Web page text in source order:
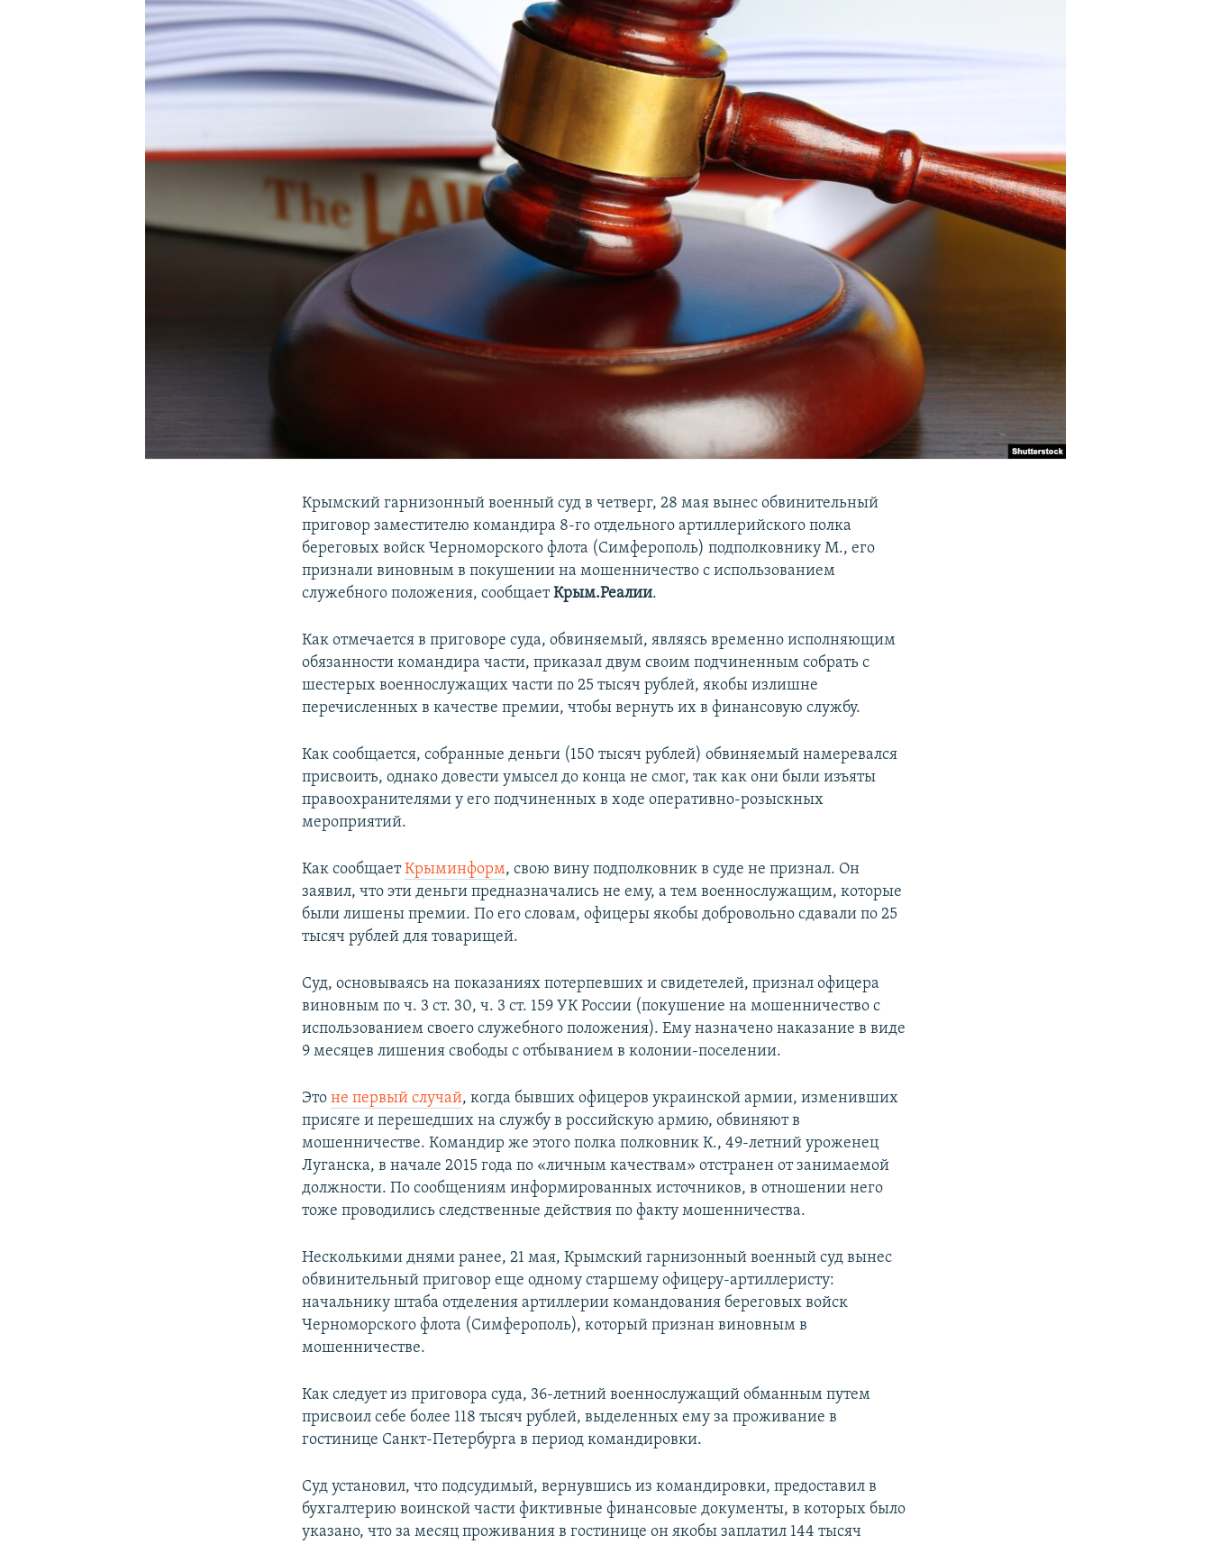
КРЫМ.НЕПОКОРЕННЫЙ
Крымский гарнизонный военный суд в четверг, 28 мая вынес обвинительный
приговор заместителю командира 8-го отдельного артиллерийского полка
береговых войск Черноморского флота (Симферополь) подполковнику М., его
признали виновным в покушении на мошенничество с использованием
служебного положения, сообщаетКрым.Реалии.
Как отмечается в приговоре суда, обвиняемый, являясь временно исполняющим
обязанности командира части, приказал двум своим подчиненным собрать с
шестерых военнослужащих части по 25 тысяч рублей, якобы излишне
перечисленных в качестве премии, чтобы вернуть их в финансовую службу.
Как сообщается, собранные деньги (150 тысяч рублей) обвиняемый намеревался
присвоить, однако довести умысел до конца не смог, так как они были изъяты
правоохранителями у его подчиненных в ходе оперативно-розыскных
мероприятий.
Как сообщаетКрыминформ, свою вину подполковник в суде не признал. Он
заявил, что эти деньги предназначались не ему, а тем военнослужащим, которые
были лишены премии. По его словам, офицеры якобы добровольно сдавали по 25
тысяч рублей для товарищей.
Суд, основываясь на показаниях потерпевших и свидетелей, признал офицера
виновным по ч. 3 ст. 30, ч. 3 ст. 159 УК России (покушение на мошенничество с
использованием своего служебного положения). Ему назначено наказание в виде
9 месяцев лишения свободы с отбыванием в колонии-поселении.
Этоне первый случай, когда бывших офицеров украинской армии, изменивших
присяге и перешедших на службу в российскую армию, обвиняют в
мошенничестве. Командир же этого полка полковник К., 49-летний уроженец
Луганска, в начале 2015 года по «личным качествам» отстранен от занимаемой
должности. По сообщениям информированных источников, в отношении него
тоже проводились следственные действия по факту мошенничества.
Несколькими днями ранее, 21 мая, Крымский гарнизонный военный суд вынес
обвинительный приговор еще одному старшему офицеру-артиллеристу:
начальнику штаба отделения артиллерии командования береговых войск
Черноморского флота (Симферополь), который признан виновным в
мошенничестве.
Как следует из приговора суда, 36-летний военнослужащий обманным путем
присвоил себе более 118 тысяч рублей, выделенных ему за проживание в
гостинице Санкт-Петербурга в период командировки.
Суд установил, что подсудимый, вернувшись из командировки, предоставил в
бухгалтерию воинской части фиктивные финансовые документы, в которых было
указано, что за месяц проживания в гостинице он якобы заплатил 144 тысяч